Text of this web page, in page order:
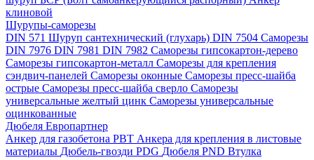
клиновой
Шурупы-саморезы
DIN 571 Шуруп сантехнический (глухарь) DIN 7504 Саморезы
DIN 7976 DIN 7981 DIN 7982 Саморезы гипсокартон-дерево
Саморезы гипсокартон-металл Саморезы для крепления
сэндвич-панелей Саморезы оконные Саморезы пресс-шайба
острые Саморезы пресс-шайба сверло Саморезы
универсальные желтый цинк Саморезы универсальные
оцинкованные
Дюбеля Европартнер
Анкер для газобетона PBT Анкера для крепления в листовые
материалы Дюбель-гвозди PDG Дюбеля PND Втулка